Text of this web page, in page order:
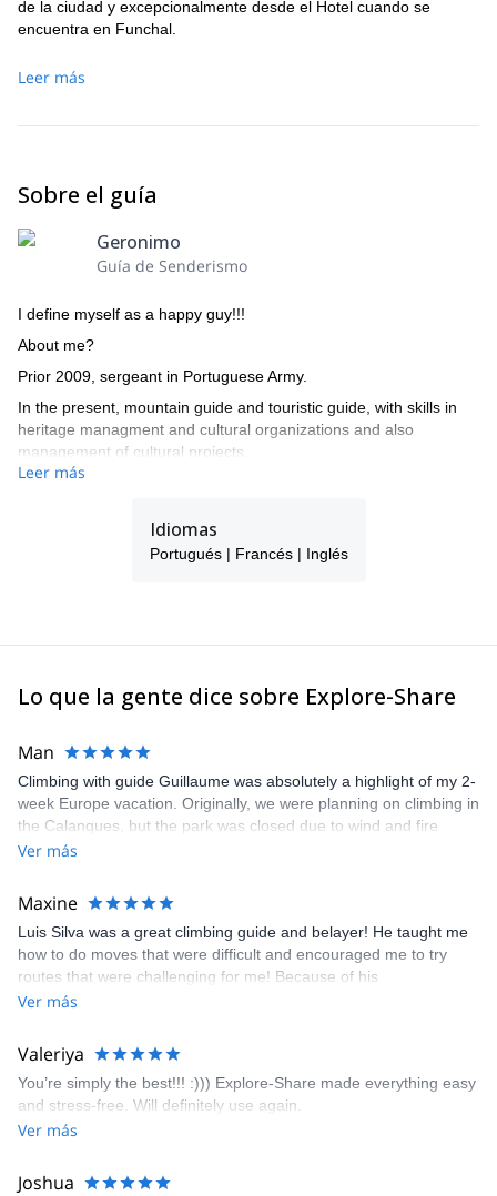
de la ciudad y excepcionalmente desde el Hotel cuando se
encuentra en Funchal.
Leer más
Sobre el guía
Geronimo
Guía de Senderismo
I define myself as a happy guy!!!
About me?
Prior 2009, sergeant in Portuguese Army.
In the present, mountain guide and touristic guide, with skills in
heritage managment and cultural organizations and also
management of cultural projects.
All I've learned in my life, I try to put in practise as a professional
Madeira Island based on my personal vision.
Leer más
Idiomas
Portugués | Francés | Inglés
Lo que la gente dice sobre Explore-Share
Man
Climbing with guide Guillaume was absolutely a highlight of my 2-
week Europe vacation. Originally, we were planning on climbing in
the Calanques, but the park was closed due to wind and fire
danger. Guillaume chose another amazing location (Pic de
kindly offered train station pick-up and hotel drop off, which I
appreciated very much. The multi-pitch route we did was not only
fun but also the right amount of challenge, which I thoroughly
enjoyed. The communication from the team (Gauthier) was
prompt and clear—highly recommend!
Ver más
Maxine
Luis Silva was a great climbing guide and belayer! He taught me
how to do moves that were difficult and encouraged me to try
routes that were challenging for me! Because of his
encouragement, I managed to complete these routes! I really
area. The weather was perfect, no direct sun and cool enough to
enjoy the climbs. Explore-Share made booking an outdoor
climbing experience in Lisbon extremely easy. Luis, our guide,
was fantastic, and the platform’s organization was flawless.
Ver más
Valeriya
You’re simply the best!!! :))) Explore-Share made everything easy
and stress-free. Will definitely use again.
Ver más
Joshua